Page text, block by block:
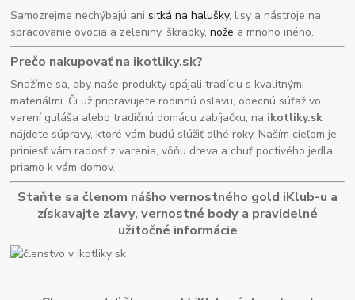
Samozrejme nechýbajú anisitká na halušky, lisy a nástroje na
spracovanie ovocia a zeleniny, škrabky,nože a mnoho iného.
Prečo nakupovať na ikotliky.sk?
Snažíme sa, aby naše produkty spájali tradíciu s kvalitnými
materiálmi. Či už pripravujete rodinnú oslavu, obecnú súťaž vo
varení guláša alebo tradičnú domácu zabíjačku, na ikotliky.sk
nájdete súpravy, ktoré vám budú slúžiť dlhé roky. Naším cieľom je
priniesť vám radosť z varenia, vôňu dreva a chuť poctivého jedla
priamo k vám domov.
Staňte sa členom nášho vernostného gold iKlub-u a
získavajte zľavy, vernostné body a pravidelné
užitočné informácie